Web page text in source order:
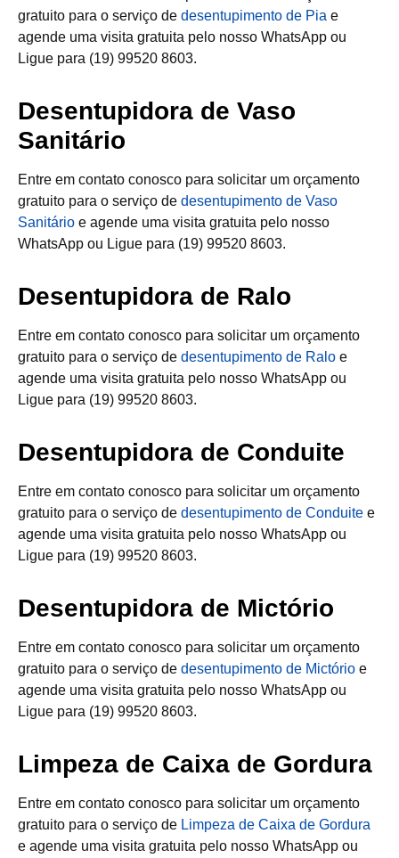
gratuito para o serviço de desentupimento de Pia e
agende uma visita gratuita pelo nosso WhatsApp ou
Ligue para (19) 99520 8603.
Desentupidora de Vaso
Sanitário
Entre em contato conosco para solicitar um orçamento
gratuito para o serviço de desentupimento de Vaso
Sanitário e agende uma visita gratuita pelo nosso
WhatsApp ou Ligue para (19) 99520 8603.
Desentupidora de Ralo
Entre em contato conosco para solicitar um orçamento
gratuito para o serviço de desentupimento de Ralo e
agende uma visita gratuita pelo nosso WhatsApp ou
Ligue para (19) 99520 8603.
Desentupidora de Conduite
Entre em contato conosco para solicitar um orçamento
gratuito para o serviço de desentupimento de Conduite e
agende uma visita gratuita pelo nosso WhatsApp ou
Ligue para (19) 99520 8603.
Desentupidora de Mictório
Entre em contato conosco para solicitar um orçamento
gratuito para o serviço de desentupimento de Mictório e
agende uma visita gratuita pelo nosso WhatsApp ou
Ligue para (19) 99520 8603.
Limpeza de Caixa de Gordura
Entre em contato conosco para solicitar um orçamento
gratuito para o serviço de Limpeza de Caixa de Gordura
e agende uma visita gratuita pelo nosso WhatsApp ou